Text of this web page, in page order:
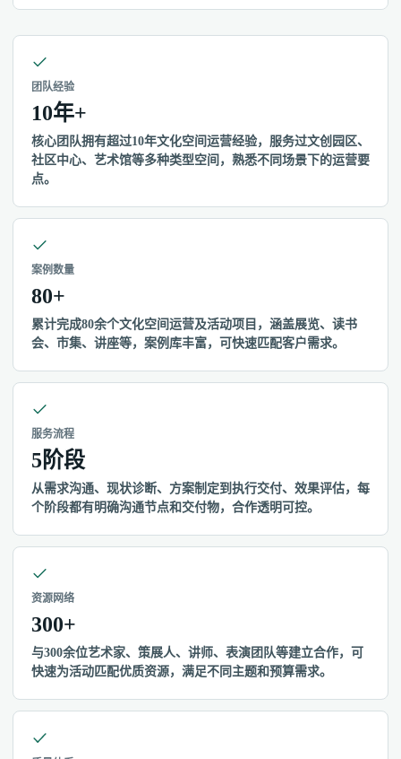
团队经验
10年+
核心团队拥有超过10年文化空间运营经验，服务过文创园区、
社区中心、艺术馆等多种类型空间，熟悉不同场景下的运营要
点。
案例数量
80+
累计完成80余个文化空间运营及活动项目，涵盖展览、读书
会、市集、讲座等，案例库丰富，可快速匹配客户需求。
服务流程
5阶段
从需求沟通、现状诊断、方案制定到执行交付、效果评估，每
个阶段都有明确沟通节点和交付物，合作透明可控。
资源网络
300+
与300余位艺术家、策展人、讲师、表演团队等建立合作，可
快速为活动匹配优质资源，满足不同主题和预算需求。